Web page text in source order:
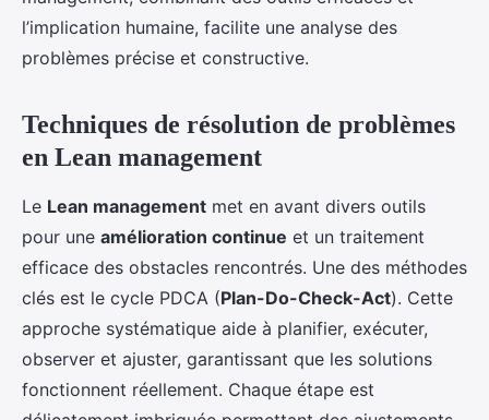
l’implication humaine, facilite une analyse des
problèmes précise et constructive.
Techniques de résolution de problèmes
en Lean management
Le Lean management met en avant divers outils
pour une amélioration continue et un traitement
efficace des obstacles rencontrés. Une des méthodes
clés est le cycle PDCA (Plan-Do-Check-Act). Cette
approche systématique aide à planifier, exécuter,
observer et ajuster, garantissant que les solutions
fonctionnent réellement. Chaque étape est